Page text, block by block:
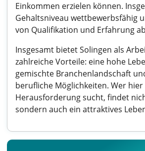
Einkommen erzielen können.
Gehaltsniveau wettbewerbsfähig
von Qualifikation und Erfahrung
Insgesamt bietet Solingen als
zahlreiche Vorteile: eine hohe
gemischte Branchenlandschaft
berufliche Möglichkeiten. Wer
Herausforderung sucht, findet
sondern auch ein attraktives